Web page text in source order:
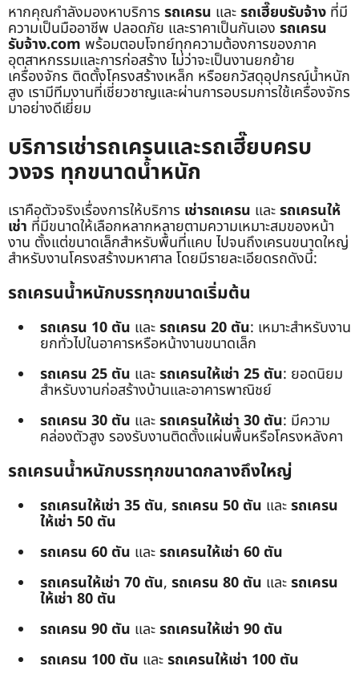
หากคุณกำลังมองหาบริการ รถเครน และรถเฮี๊ยบรับจ้าง ที่มี
ความเป็นมืออาชีพ ปลอดภัย และราคาเป็นกันเอง รถเครน
รับจ้าง.com พร้อมตอบโจทย์ทุกความต้องการของภาค
อุตสาหกรรมและการก่อสร้าง ไม่ว่าจะเป็นงานยกย้าย
เครื่องจักร ติดตั้งโครงสร้างเหล็ก หรือยกวัสดุอุปกรณ์น้ำหนัก
สูง เรามีทีมงานที่เชี่ยวชาญและผ่านการอบรมการใช้เครื่องจักร
มาอย่างดีเยี่ยม
บริการเช่ารถเครนและรถเฮี๊ยบครบ
วงจร ทุกขนาดน้ำหนัก
เราคือตัวจริงเรื่องการให้บริการ เช่ารถเครน และรถเครนให้
เช่า ที่มีขนาดให้เลือกหลากหลายตามความเหมาะสมของหน้า
งาน ตั้งแต่ขนาดเล็กสำหรับพื้นที่แคบ ไปจนถึงเครนขนาดใหญ่
สำหรับงานโครงสร้างมหาศาล โดยมีรายละเอียดรถดังนี้:
รถเครนน้ำหนักบรรทุกขนาดเริ่มต้น
รถเครน 10 ตัน และรถเครน 20 ตัน: เหมาะสำหรับงาน
ยกทั่วไปในอาคารหรือหน้างานขนาดเล็ก
รถเครน 25 ตัน และรถเครนให้เช่า 25 ตัน: ยอดนิยม
สำหรับงานก่อสร้างบ้านและอาคารพาณิชย์
รถเครน 30 ตัน และรถเครนให้เช่า 30 ตัน: มีความ
คล่องตัวสูง รองรับงานติดตั้งแผ่นพื้นหรือโครงหลังคา
รถเครนน้ำหนักบรรทุกขนาดกลางถึงใหญ่
รถเครนให้เช่า 35 ตัน, รถเครน 50 ตัน และรถเครน
ให้เช่า 50 ตัน
รถเครน 60 ตัน และรถเครนให้เช่า 60 ตัน
รถเครนให้เช่า 70 ตัน, รถเครน 80 ตัน และรถเครน
ให้เช่า 80 ตัน
รถเครน 90 ตัน และรถเครนให้เช่า 90 ตัน
รถเครน 100 ตัน และรถเครนให้เช่า 100 ตัน